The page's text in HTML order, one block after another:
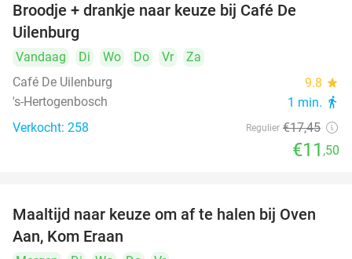
Broodje + drankje naar keuze bij Café De
Uilenburg
Vandaag Di Wo Do Vr
Za
Café De Uilenburg
9.8 star
's-Hertogenbosch 1 min. directions_walk
Verkocht: 258 Regulier €17,45
€11 ,50
48%
Maaltijd naar keuze om af te halen bij Oven
Aan, Kom Eraan